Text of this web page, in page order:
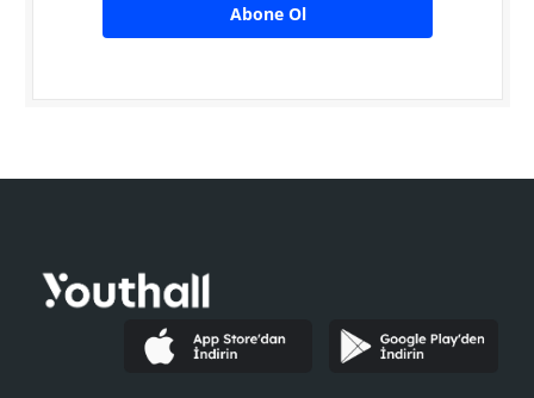
Abone Ol